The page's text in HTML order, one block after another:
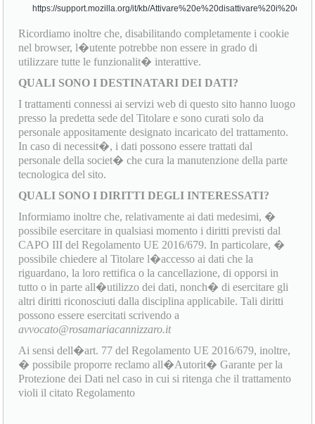
https://support.mozilla.org/it/kb/
Ricordiamo inoltre che, disabilitando completamente i cookie
nel browser, l�utente potrebbe non essere in grado di
utilizzare tutte le funzionalit� interattive.
QUALI SONO I DESTINATARI DEI DATI?
I trattamenti connessi ai servizi web di questo sito hanno luogo
presso la predetta sede del Titolare e sono curati solo da
personale appositamente designato incaricato del trattamento.
In caso di necessit�, i dati possono essere trattati dal
personale della societ� che cura la manutenzione della parte
tecnologica del sito.
QUALI SONO I DIRITTI DEGLI INTERESSATI?
Informiamo inoltre che, relativamente ai dati medesimi, �
possibile esercitare in qualsiasi momento i diritti previsti dal
CAPO III del Regolamento UE 2016/679. In particolare, �
possibile chiedere al Titolare l�accesso ai dati che la
riguardano, la loro rettifica o la cancellazione, di opporsi in
tutto o in parte all�utilizzo dei dati, nonch� di esercitare gli
altri diritti riconosciuti dalla disciplina applicabile. Tali diritti
possono essere esercitati scrivendo a
avvocato@rosamariacannizzaro.it
Ai sensi dell�art. 77 del Regolamento UE 2016/679, inoltre,
� possibile proporre reclamo all�Autorit� Garante per la
Protezione dei Dati nel caso in cui si ritenga che il trattamento
violi il citato Regolamento